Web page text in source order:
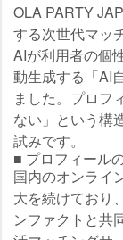
OLA PARTY
する次世代マッ
AIが利用者の個
動生成する「AI
ました。プロフ
ない」という構
試みです。
■ プロフィール
国内のオンライ
大を続けており
ンファクトと共